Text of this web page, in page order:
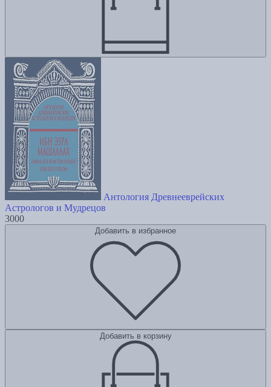
Антология Древнееврейских
Астрологов и Мудрецов
3000
Добавить в избранное
Добавить в корзину